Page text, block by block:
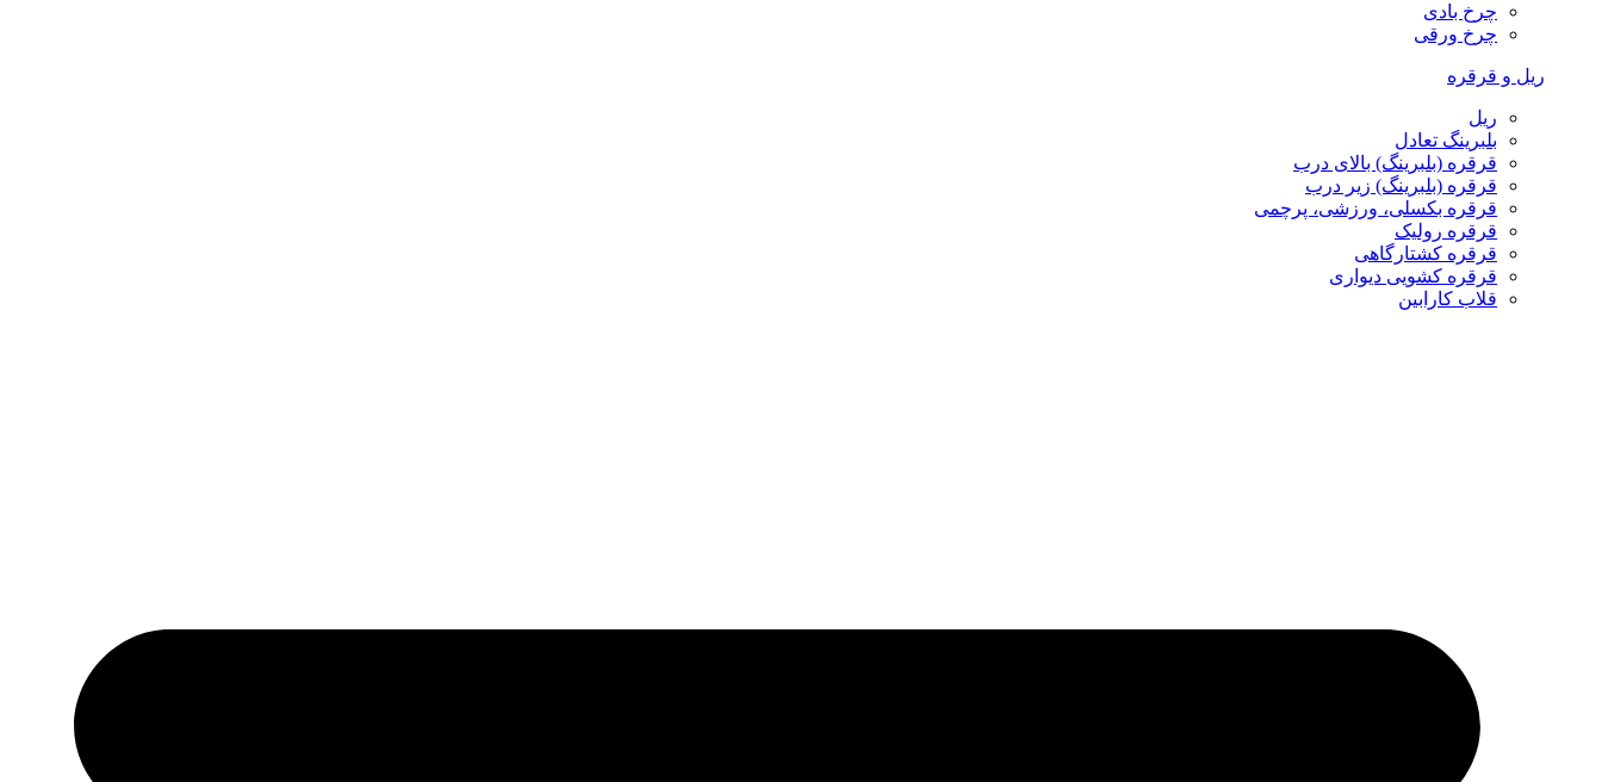
چرخ بادی
چرخ ورقی
ریل و قرقره
ریل
بلبرینگ تعادل
قرقره (بلبرینگ) بالای درب
قرقره (بلبرینگ) زیر درب
قرقره بکسلی، ورزشی، پرچمی
قرقره رولیک
قرقره کشتارگاهی
قرقره کشویی دیواری
قلاب کارابین